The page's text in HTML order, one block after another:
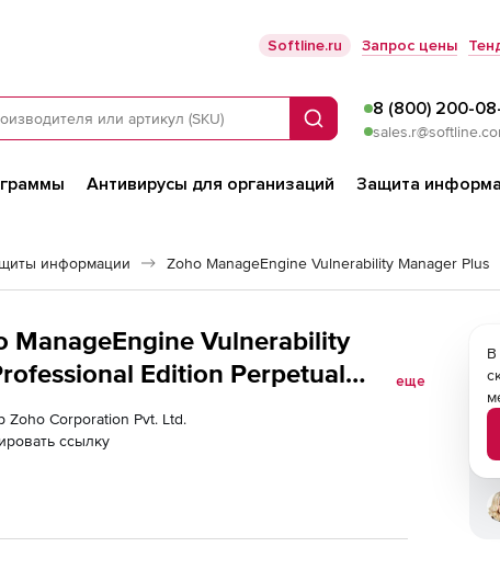
Softline.ru Запрос цены
Поиск
8 (800) 200-
Антивирусы для организаций Защита
информации Zoho ManageEngine Vulnerability Manager Plus
ManageEngine Vulnerability
Edition Perpetual
Devices
еще
Zoho Corporation Pvt. Ltd.
ссылку
В